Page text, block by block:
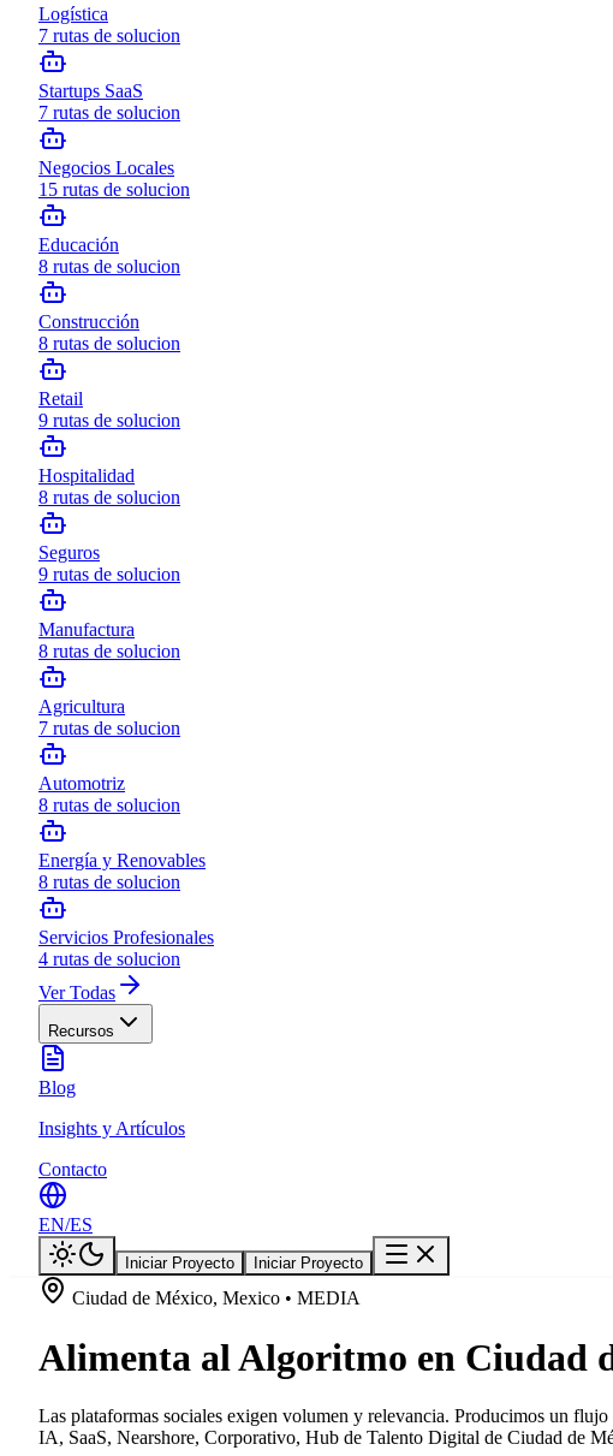
Logística
7 rutas de solucion
Startups SaaS
7 rutas de solucion
Negocios Locales
15 rutas de solucion
Educación
8 rutas de solucion
Construcción
8 rutas de solucion
Retail
9 rutas de solucion
Hospitalidad
8 rutas de solucion
Seguros
9 rutas de solucion
Manufactura
8 rutas de solucion
Agricultura
7 rutas de solucion
Automotriz
8 rutas de solucion
Energía y Renovables
8 rutas de solucion
Servicios Profesionales
4 rutas de solucion
Ver Todas
Recursos
Blog
Insights y Artículos
Contacto
EN/ES
Iniciar Proyecto Iniciar Proyecto
Ciudad de México, Mexico • MEDIA
Alimenta al Algoritmo en Ciudad
Las plataformas sociales exigen volumen y relevancia. Producimos un
IA, SaaS, Nearshore, Corporativo, Hub de Talento Digital de Ciudad de